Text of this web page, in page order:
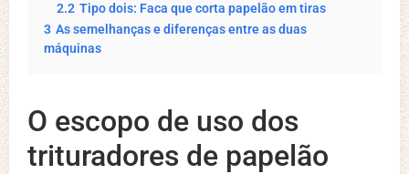
2.2 Tipo dois: Faca que corta papelão em tiras
3 As semelhanças e diferenças entre as duas
máquinas
O escopo de uso dos
trituradores de papelão